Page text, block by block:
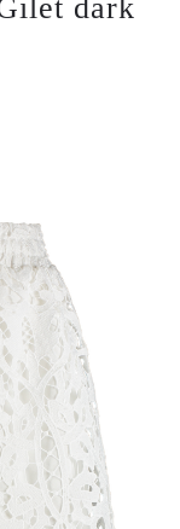
dark